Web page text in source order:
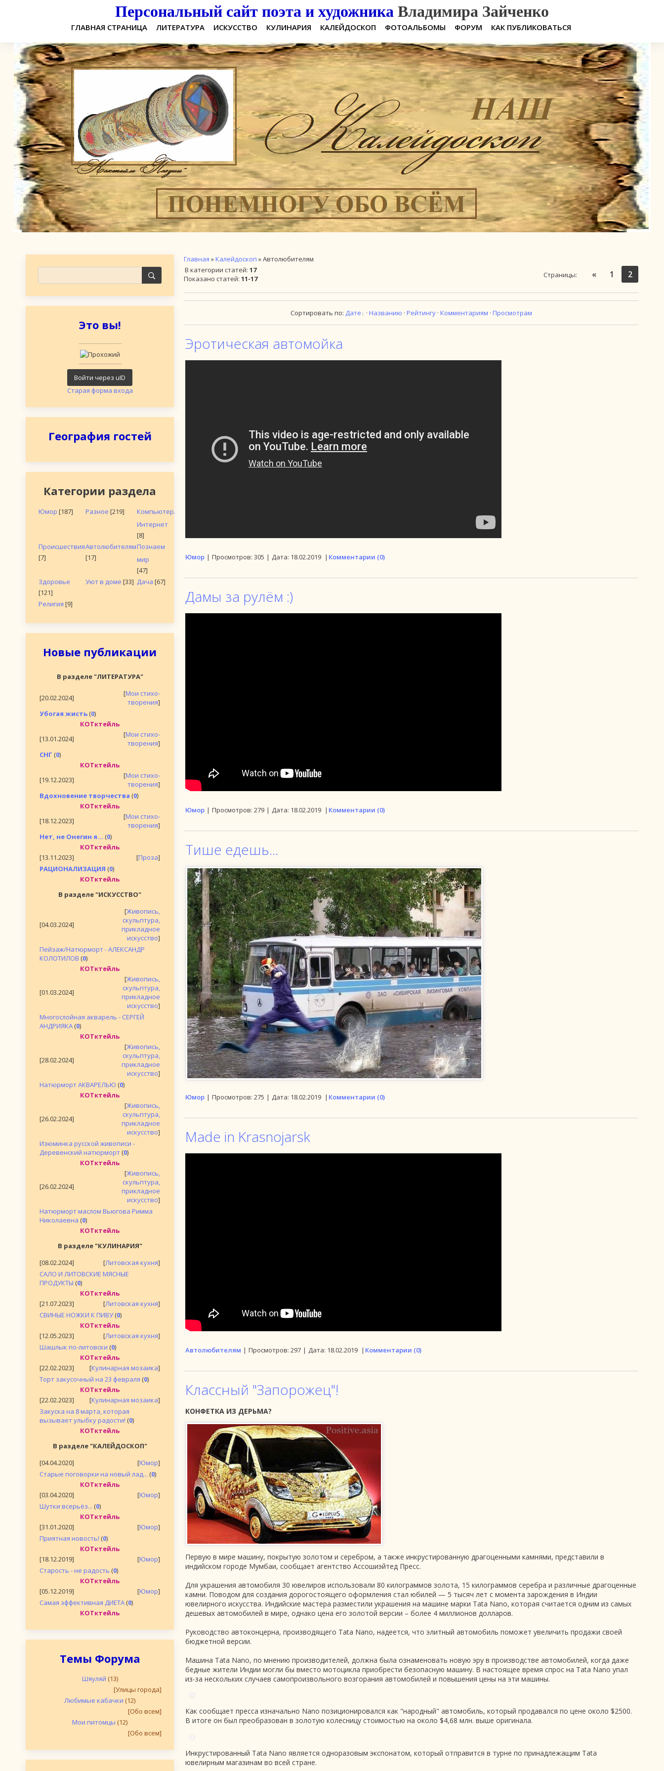
Персональный сайт поэта и художника Владимира Зайченко
ГЛАВНАЯ СТРАНИЦА ЛИТЕРАТУРА ИСКУССТВО КУЛИНАРИЯ КАЛЕЙДОСКОП ФОТОАЛЬБОМЫ ФОРУМ КАК ПУБЛИКОВАТЬСЯ
Это вы!
Войти через uID
Старая форма входа
География гостей
Категории раздела
Юмор [187] Разное [219]
Компьютер.
Интернет
[8]
Происшествия
[7]
Автолюбителям
[17]
Познаем
мир
[47]
Здоровье
[121]
Уют в доме [33] Дача [67]
Религия [9]
Новые публикации
В разделе "ЛИТЕРАТУРА"
[20.02.2024] [Мои стихо-
творения]
Убогая жисть (0)
КОТктейль
[13.01.2024]
[Мои стихо-
творения]
СНГ (0)
КОТктейль
[19.12.2023]
[Мои стихо-
творения]
Вдохновение творчества (0)
КОТктейль
[18.12.2023]
[Мои стихо-
творения]
Нет, не Онегин я... (0)
КОТктейль
[13.11.2023]
[Проза]
РАЦИОНАЛИЗАЦИЯ (0)
КОТктейль
В разделе "ИСКУССТВО"
[04.03.2024]
[Живопись,
скульптура,
прикладное
искусство]
Пейзаж/Натюрморт - АЛЕКСАНДР
КОЛОТИЛОВ (0)
КОТктейль
[01.03.2024]
[Живопись,
скульптура,
прикладное
искусство]
Многослойная акварель - СЕРГЕЙ
АНДРИЯКА (0)
КОТктейль
[28.02.2024]
[Живопись,
скульптура,
прикладное
искусство]
Натюрморт АКВАРЕЛЬЮ (0)
КОТктейль
[26.02.2024]
[Живопись,
скульптура,
прикладное
искусство]
Изюминка русской живописи -
Деревенский натюрморт (0)
КОТктейль
[26.02.2024]
[Живопись,
скульптура,
прикладное
искусство]
Натюрморт маслом Вьюгова Римма
Николаевна (0)
КОТктейль
В разделе "КУЛИНАРИЯ"
[08.02.2024]
[Литовская кухня]
САЛО И ЛИТОВСКИЕ МЯСНЫЕ
ПРОДУКТЫ (0)
КОТктейль
[21.07.2023]
[Литовская кухня]
СВИНЫЕ НОЖКИ К ПИВУ (0)
КОТктейль
[12.05.2023]
[Литовская кухня]
Шашлык по-литовски (0)
КОТктейль
[22.02.2023]
[Кулинарная мозаика]
Торт закусочный на 23 февраля (0)
КОТктейль
[22.02.2023]
[Кулинарная мозаика]
Закуска на 8 марта, которая
вызывает улыбку радости! (0)
КОТктейль
В разделе "КАЛЕЙДОСКОП"
[04.04.2020]
[Юмор]
Старые поговорки на новый лад... (0)
КОТктейль
[03.04.2020]
[Юмор]
Шутки всерьёз... (0)
КОТктейль
[31.01.2020]
[Юмор]
Приятная новость! (0)
КОТктейль
[18.12.2019]
[Юмор]
Старость - не радость (0)
КОТктейль
[05.12.2019]
[Юмор]
Самая эффективная ДИЕТА (0)
КОТктейль
Темы Форума
Шяуляй (13)
[Улицы города]
Любимые кабачки (12)
[Обо всем]
Мои питомцы (12)
[Обо всем]
Главная »Калейдоскоп » Автолюбителям
В категории статей: 17
Показано статей: 11-17 Страницы: « 1 2
Сортировать по: Дате · Названию · Рейтингу· Комментариям · Просмотрам
Эротическая автомойка
Юмор | Просмотров: 305 | Дата: 18.02.2019 | Комментарии (0)
Дамы за рулём :)
Юмор | Просмотров: 279 | Дата: 18.02.2019 | Комментарии (0)
Тише едешь...
Юмор | Просмотров: 275 | Дата: 18.02.2019 | Комментарии (0)
Made in Krasnojarsk
Автолюбителям | Просмотров: 297 | Дата: 18.02.2019 | Комментарии (0)
Классный "Запорожец"!
КОНФЕТКА ИЗ ДЕРЬМА?
Первую в мире машину, покрытую золотом и серебром, а также инкрустированную драгоценными камнями, представили в
индийском городе Мумбаи, сообщает агентство Ассошиэйтед Пресс.
Для украшения автомобиля 30 ювелиров использовали 80 килограммов золота, 15 килограммов серебра и различные драгоценные
камни. Поводом для создания дорогостоящего оформления стал юбилей — 5 тысяч лет с момента зарождения в Индии
ювелирного искусства. Индийские мастера разместили украшения на машине марки Tata Nano, которая считается одним из самых
дешевых автомобилей в мире, однако цена его золотой версии – более 4 миллионов долларов.
Руководство автоконцерна, производящего Tata Nano, надеется, что элитный автомобиль поможет увеличить продажи своей
бюджетной версии.
Машина Tata Nano, по мнению производителей, должна была ознаменовать новую эру в производстве автомобилей, когда даже
бедные жители Индии могли бы вместо мотоцикла приобрести безопасную машину. В настоящее время спрос на Tata Nano упал
из-за нескольких случаев самопроизвольного возгорания автомобилей и повышения цены на эти машины.
Как сообщает пресса изначально Nano позиционировался как "народный" автомобиль, который продавался по цене около $2500.
В итоге он был преобразован в золотую колесницу стоимостью на около $4,68 млн. выше оригинала.
Инкрустированный Tata Nano является одноразовым экспонатом, который отправится в турне по принадлежащим Tata
ювелирным магазинам во всей стране.